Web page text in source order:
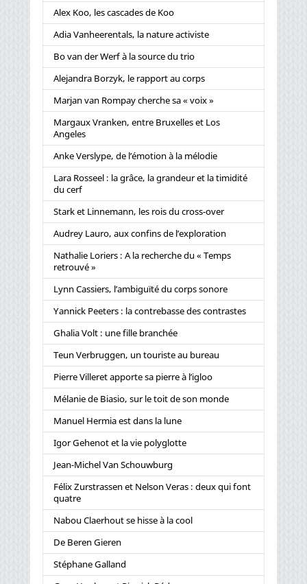
Alex Koo, les cascades de Koo
Adia Vanheerentals, la nature activiste
Bo van der Werf à la source du trio
Alejandra Borzyk, le rapport au corps
Marjan van Rompay cherche sa « voix »
Margaux Vranken, entre Bruxelles et Los
Angeles
Anke Verslype, de l’émotion à la mélodie
Lara Rosseel : la grâce, la grandeur et la timidité
du cerf
Stark et Linnemann, les rois du cross-over
Audrey Lauro, aux confins de l’exploration
Nathalie Loriers : A la recherche du « Temps
retrouvé »
Lynn Cassiers, l’ambiguïté du corps sonore
Yannick Peeters : la contrebasse des contrastes
Ghalia Volt : une fille branchée
Teun Verbruggen, un touriste au bureau
Pierre Villeret apporte sa pierre à l’igloo
Mélanie de Biasio, sur le toit de son monde
Manuel Hermia est dans la lune
Igor Gehenot et la vie polyglotte
Jean-Michel Van Schouwburg
Félix Zurstrassen et Nelson Veras : deux qui font
quatre
Nabou Claerhout se hisse à la cool
De Beren Gieren
Stéphane Galland